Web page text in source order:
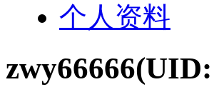
个人资料
zwy66666(UID: